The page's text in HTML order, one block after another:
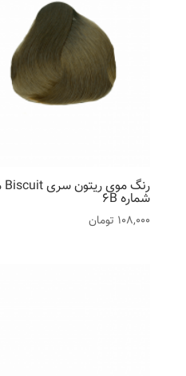
شماره 6B
108,000 تومان